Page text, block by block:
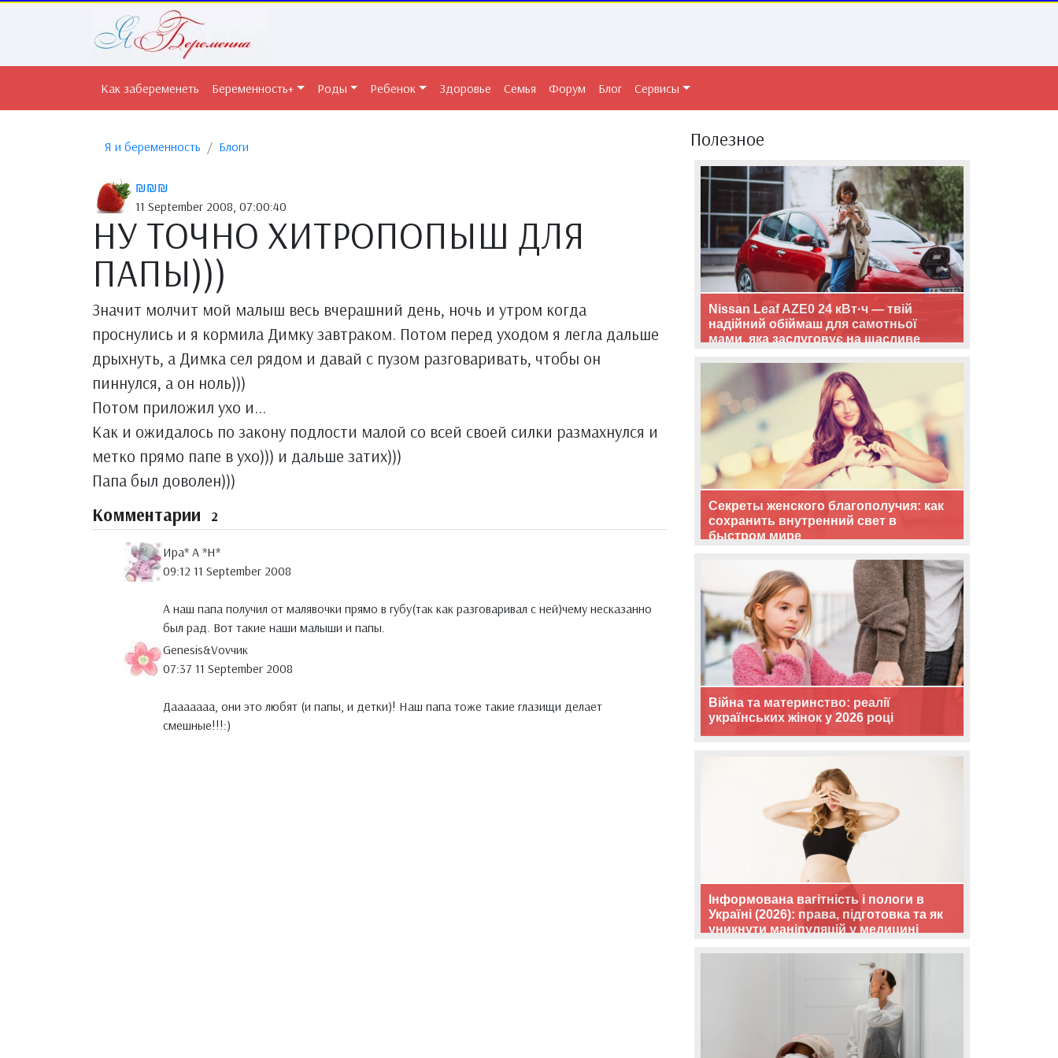
Как забеременеть Беременность+ Роды Ребенок Здоровье Семья Форум Блог Сервисы
Я и беременность Блоги
₪₪₪
11 September 2008, 07:00:40
НУ ТОЧНО ХИТРОПОПЫШ ДЛЯ
ПАПЫ)))
Значит молчит мой малыш весь вчерашний день, ночь и утром когда
проснулись и я кормила Димку завтраком. Потом перед уходом я легла дальше
дрыхнуть, а Димка сел рядом и давай с пузом разговаривать, чтобы он
пиннулся, а он ноль)))
Потом приложил ухо и...
Как и ожидалось по закону подлости малой со всей своей силки размахнулся и
метко прямо папе в ухо))) и дальше затих)))
Папа был доволен)))
Комментарии 2
Ира* А *Н*
09:12 11 September 2008
А наш папа получил от малявочки прямо в губу(так как разговаривал с ней)чему несказанно
был рад. Вот такие наши малыши и папы.
Genesis&Vovчик
07:37 11 September 2008
Дааааааа, они это любят (и папы, и детки)! Наш папа тоже такие глазищи делает
смешные!!!:)
Полезное
Nissan Leaf AZE0 24 кВт·ч — твій
надійний обіймаш для самотньої
мами, яка заслуговує на щасливе
Секреты женского благополучия: как
сохранить внутренний свет в
быстром мире
Війна та материнство: реалії
українських жінок у 2026 році
Інформована вагітність і пологи в
Україні (2026): права, підготовка та як
уникнути маніпуляцій у медицині